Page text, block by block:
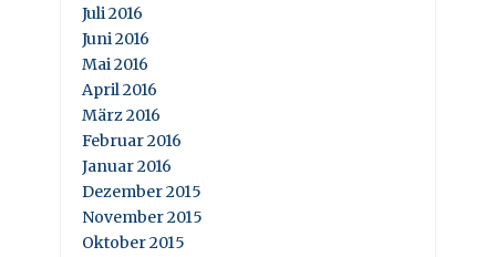
Juli 2016
Juni 2016
Mai 2016
April 2016
März 2016
Februar 2016
Januar 2016
Dezember 2015
November 2015
Oktober 2015